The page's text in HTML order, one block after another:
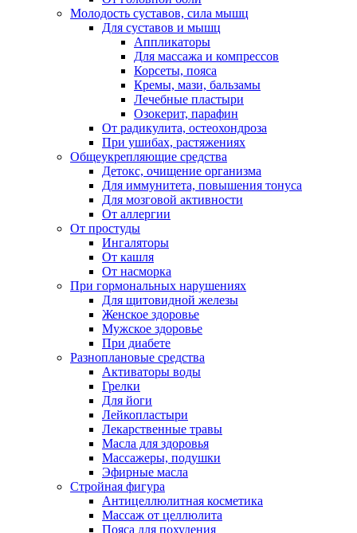
Молодость суставов, сила мышц
Для суставов и мышц
Аппликаторы
Для массажа и компрессов
Корсеты, пояса
Кремы, мази, бальзамы
Лечебные пластыри
Озокерит, парафин
От радикулита, остеохондроза
При ушибах, растяжениях
Общеукрепляющие средства
Детокс, очищение организма
Для иммунитета, повышения тонуса
Для мозговой активности
От аллергии
От простуды
Ингаляторы
От кашля
От насморка
При гормональных нарушениях
Для щитовидной железы
Женское здоровье
Мужское здоровье
При диабете
Разноплановые средства
Активаторы воды
Грелки
Для йоги
Лейкопластыри
Лекарственные травы
Масла для здоровья
Массажеры, подушки
Эфирные масла
Стройная фигура
Антицеллюлитная косметика
Массаж от целлюлита
Пояса для похудения